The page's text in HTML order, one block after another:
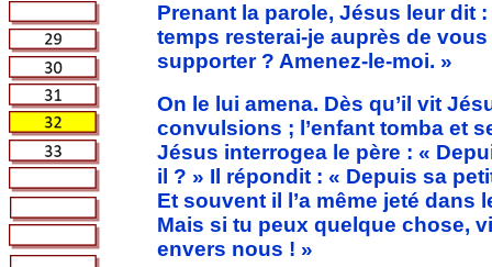
Prenant la parole, Jésus leur dit
temps resterai-je auprès de
supporter ? Amenez-le-moi. »
On le lui amena. Dès qu’il vit
convulsions ; l’enfant tomba et
Jésus interrogea le père : «
il ? » Il répondit : « Depuis sa
Et souvent il l’a même jeté dans
Mais si tu peux quelque chose,
envers nous ! »